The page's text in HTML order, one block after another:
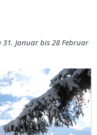
Januar bis 28 Februar